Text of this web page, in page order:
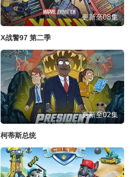
更新至08集
X战警97 第二季
更新至02集
柯蒂斯总统